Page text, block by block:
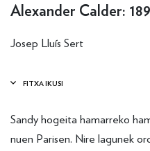
Alexander Calder:
Josep Lluís Sert
Sandy hogeita hamarreko
nuen Parisen. Nire lagunek